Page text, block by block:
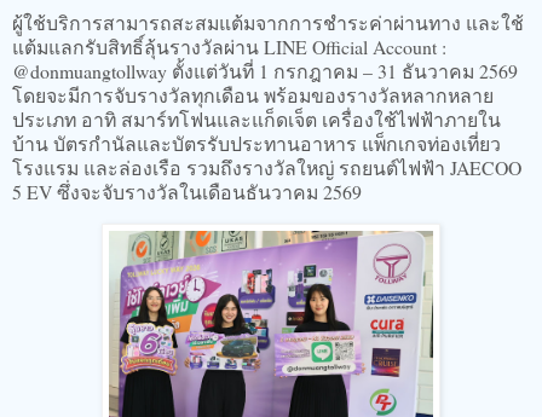
ผู้ใช้บริการสามารถสะสมแต้มจากการชำระค่าผ่านทาง และใช้
แต้มแลกรับสิทธิ์ลุ้นรางวัลผ่าน LINE Official Account :
@donmuangtollway ตั้งแต่วันที่ 1 กรกฎาคม – 31 ธันวาคม 2569
โดยจะมีการจับรางวัลทุกเดือน พร้อมของรางวัลหลากหลาย
ประเภท อาทิ สมาร์ทโฟนและแก็ดเจ็ต เครื่องใช้ไฟฟ้าภายใน
บ้าน บัตรกำนัลและบัตรรับประทานอาหาร แพ็กเกจท่องเที่ยว
โรงแรม และล่องเรือ รวมถึงรางวัลใหญ่ รถยนต์ไฟฟ้า JAECOO
5 EV ซึ่งจะจับรางวัลในเดือนธันวาคม 2569